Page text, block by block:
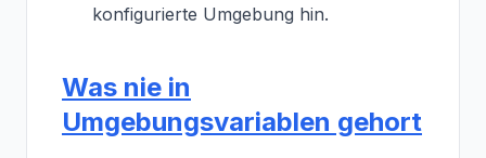
konfigurierte Umgebung hin.
Was nie in
Umgebungsvariablen gehort